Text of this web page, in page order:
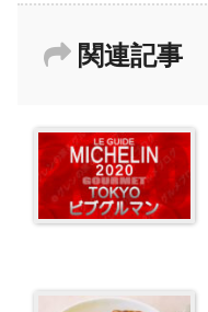
関連記事